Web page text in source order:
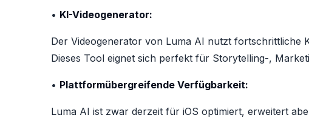
• KI-Videogenerator:
Der Videogenerator von Luma AI nutzt fortschrittliche
Dieses Tool eignet sich perfekt für Storytelling-,
• Plattformübergreifende Verfügbarkeit:
Luma AI ist zwar derzeit für iOS optimiert, erweitert